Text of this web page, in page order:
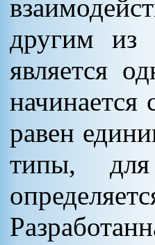
другим из
является
равен
типы,